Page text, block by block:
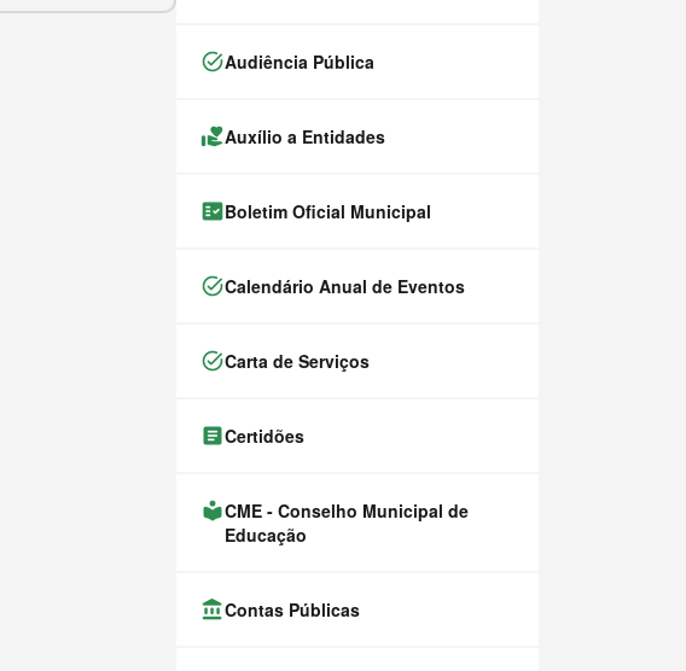
task_altAudiência Pública
volunteer_activismAuxílio a Entidades
fact_checkBoletim Oficial Municipal
task_altCalendário Anual de Eventos
task_altCarta de Serviços
articleCertidões
local_libraryCME - Conselho Municipal de
Educação
account_balanceContas Públicas